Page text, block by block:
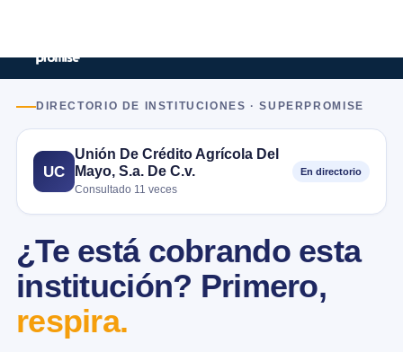
DIRECTORIO DE INSTITUCIONES · SUPERPROMISE
UC
Unión De Crédito Agrícola Del
Mayo, S.a. De C.v.
Consultado 11 veces
En directorio
¿Te está cobrando esta
institución? Primero,
respira.